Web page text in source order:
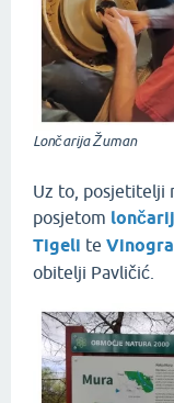
Lončarija Žuman
Uz to, posjetitelji
posjetom
Tigeli te
obitelji Pavličić.